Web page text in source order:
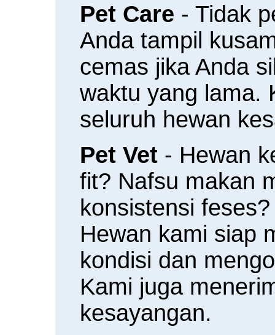
Pet Care - Tidak
Anda tampil
cemas jika Anda
waktu yang lama.
seluruh hewan
Pet Vet - Hewan
fit? Nafsu makan
konsistensi
Hewan kami siap
kondisi dan
Kami juga
kesayangan.